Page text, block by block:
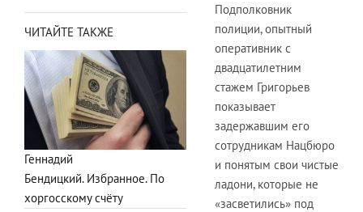
ЧИТАЙТЕ ТАКЖЕ
Геннадий
Бендицкий. Избранное. По
хоргосскому счёту
Подполковник
полиции, опытный
оперативник с
двадцатилетним
стажем Григорьев
показывает
задержавшим его
сотрудникам Нацбюро
и понятым свои чистые
ладони, которые не
«засветились» под